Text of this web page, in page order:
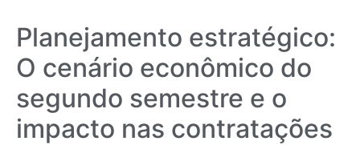
Planejamento estratégico:
O cenário econômico do
segundo semestre e o
impacto nas contratações